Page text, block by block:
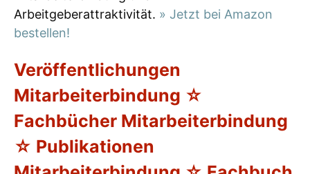
Arbeitgeberattraktivität. » Jetzt bei Amazon
bestellen!
Veröffentlichungen
Mitarbeiterbindung ☆
Fachbücher Mitarbeiterbindung
☆ Publikationen